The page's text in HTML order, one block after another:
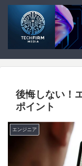
後悔しない！
ポイント
エンジニア